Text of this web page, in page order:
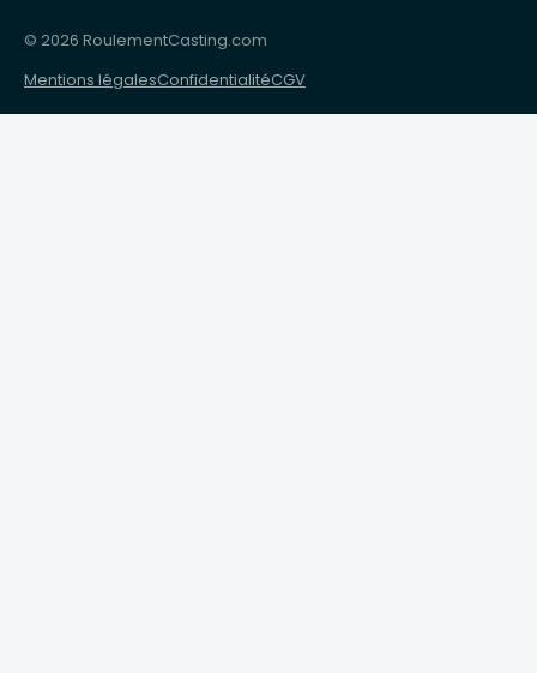
© 2026 RoulementCasting.com
Mentions légalesConfidentialitéCGV